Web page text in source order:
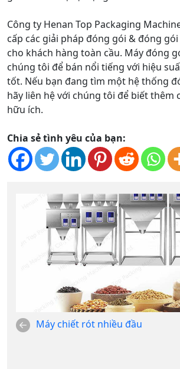
Công ty Henan Top Packaging
cấp các giải pháp đóng gói & đóng
cho khách hàng toàn cầu. Máy đóng
chúng tôi để bán nổi tiếng với hiệu
tốt. Nếu bạn đang tìm một hệ thống
hãy liên hệ với chúng tôi để biết thêm
hữu ích.
Chia sẻ tình yêu của bạn:
Máy chiết rót nhiều đầu